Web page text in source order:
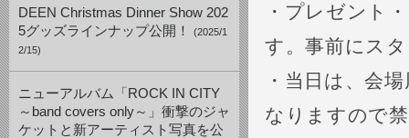
DEEN Christmas Dinner Show 202
5グッズラインナップ公開！
(2025/1
2/15)
ニューアルバム「ROCK IN CITY
～band covers only～」衝撃のジャ
ケットと新アーティスト写真を公
・プレゼント
す。事前にス
・当日は、会
なりますので